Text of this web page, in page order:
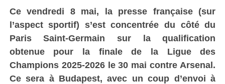
Ce vendredi 8 mai, la presse française (sur
l’aspect sportif) s’est concentrée du côté du
Paris Saint-Germain sur la qualification
obtenue pour la finale de la Ligue des
Champions 2025-2026 le 30 mai contre Arsenal.
Ce sera à Budapest, avec un coup d’envoi à